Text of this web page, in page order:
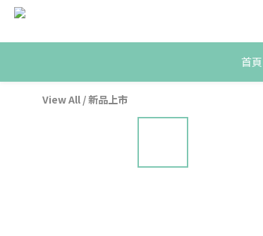
首頁
View All /新品上市